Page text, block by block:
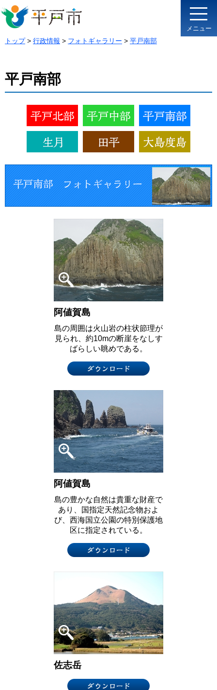
メニュー
トップ> 行政情報 > フォトギャラリー > 平戸南部
平戸南部
阿値賀島
島の周囲は火山岩の柱状節理が
見られ、約10mの断崖をなしす
ばらしい眺めである。
阿値賀島
島の豊かな自然は貴重な財産で
あり、国指定天然記念物およ
び、西海国立公園の特別保護地
区に指定されている。
佐志岳